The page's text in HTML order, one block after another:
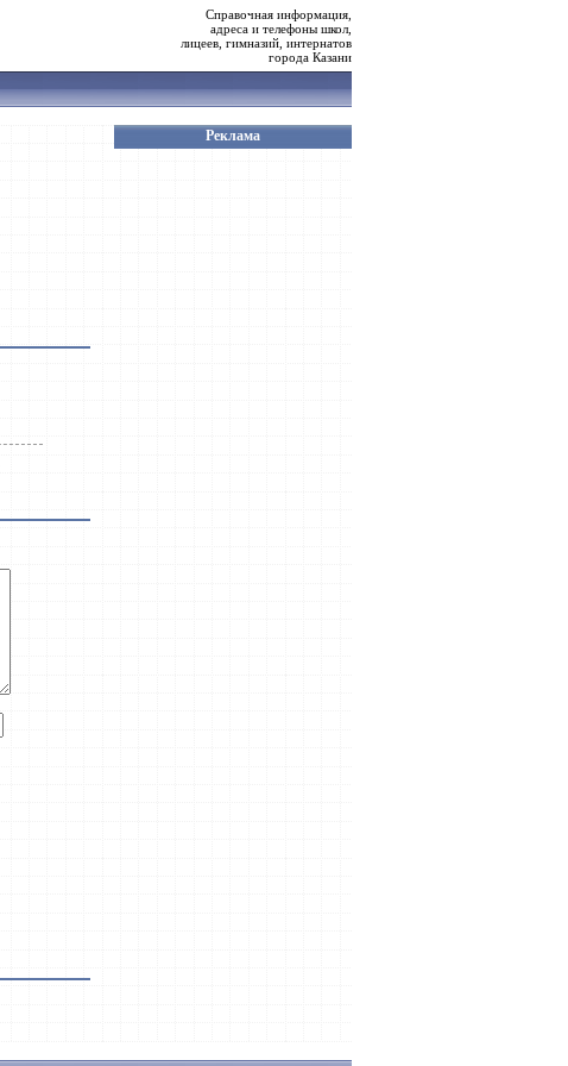
Справочная информация,
адреса и телефоны школ,
лицеев, гимназий, интернатов
города Казани
Реклама